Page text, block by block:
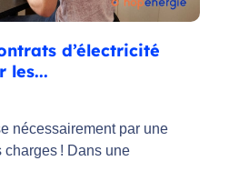
d’électricité
les...
nécessairement par une
charges ! Dans une